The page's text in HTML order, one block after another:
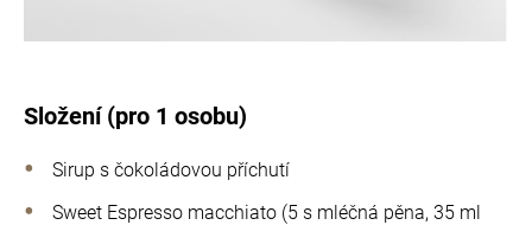
Složení (pro 1 osobu)
Sirup s čokoládovou příchutí
Sweet Espresso macchiato (5 s mléčná pěna, 35 ml